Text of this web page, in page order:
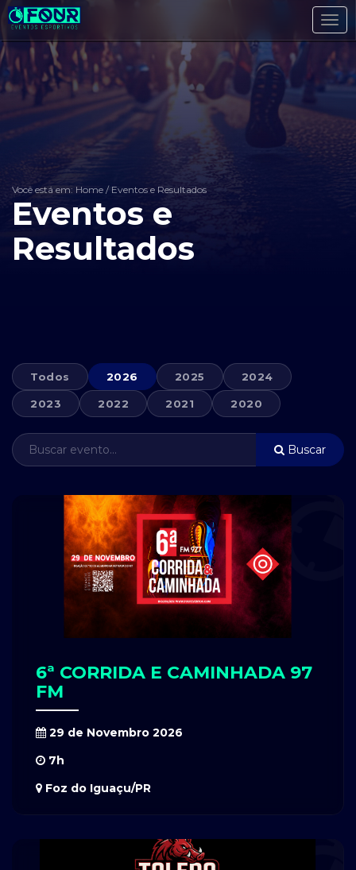
Você está em: Home / Eventos e Resultados
Eventos e
Resultados
Todos 2026 2025 2024
2023 2022 2021 2020
Buscar
6ª CORRIDA E CAMINHADA 97
FM
29 de Novembro 2026
7h
Foz do Iguaçu/PR